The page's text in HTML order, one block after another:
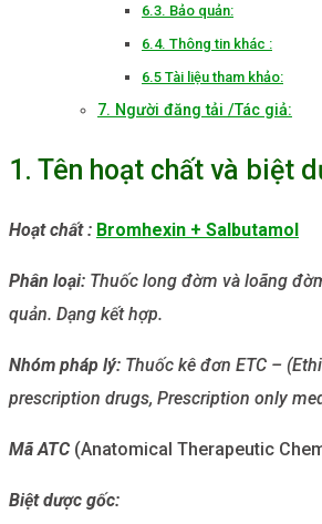
6.3. Bảo quản:
6.4. Thông tin khác :
6.5 Tài liệu tham khảo:
7. Người đăng tải /Tác giả:
1. Tên hoạt chất và biệt
Hoạt chất : Bromhexin + Salbutamol
Phân loại: Thuốc long đờm và loãng
quản. Dạng kết hợp.
Nhóm pháp lý: Thuốc kê đơn ETC –
prescription drugs, Prescription only
Mã ATC (Anatomical Therapeutic
Biệt dược gốc: